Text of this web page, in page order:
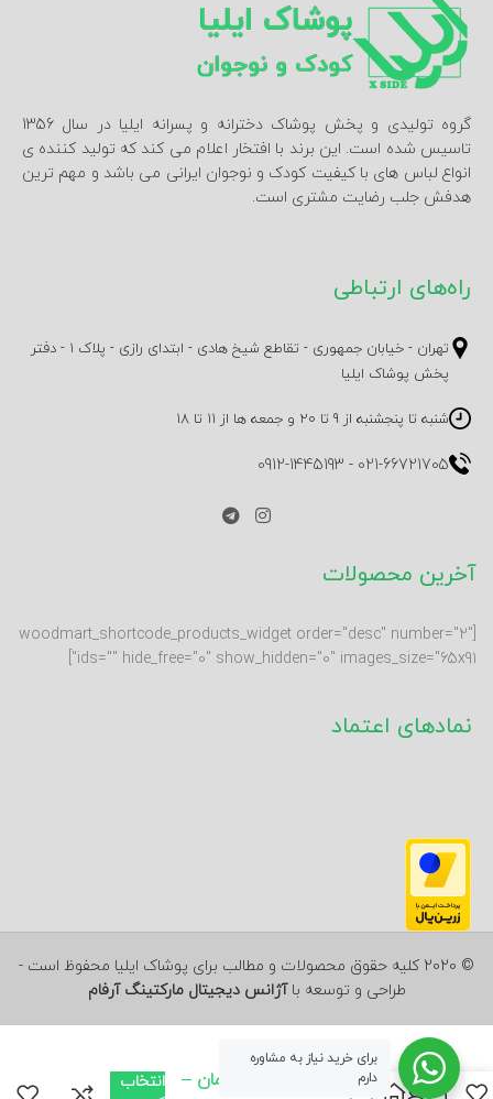
گروه تولیدی و پخش پوشاک دخترانه و پسرانه ایلیا در سال 1356
تاسیس شده است. این برند با افتخار اعلام می کند که تولید کننده ی
انواع لباس های با کیفیت کودک و نوجوان ایرانی می باشد و مهم ترین
هدفش جلب رضایت مشتری است.
راه‌های ارتباطی
تهران - خیابان جمهوری - تقاطع شیخ هادی - ابتدای رازی - پلاک 1 - دفتر
پخش پوشاک ایلیا
شنبه تا پنجشنبه از 9 تا 20 و جمعه ها از 11 تا 18
021-66721705
-
0912-1445193
آخرین محصولات
[woodmart_shortcode_products_widget order="desc" number="2"
ids="" hide_free="0" show_hidden="0" images_size="65x91"]
نمادهای اعتماد
© 2020 کلیه حقوق محصولات و مطالب برای پوشاک ایلیا محفوظ است -
طراحی و توسعه باآژانس دیجیتال مارکتینگ آرفام
پیراهن دخترانه
تومان –
انتخاب
برای خرید نیاز به مشاوره
دارم
0